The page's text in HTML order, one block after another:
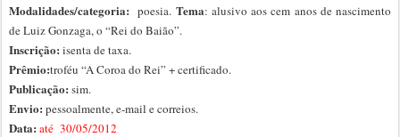
Modalidades/categoria: poesia. Tema: alusivo aos cem anos de nascimento
de Luiz Gonzaga, o “Rei do Baião”.
Inscrição: isenta de taxa.
Prêmio:troféu “A Coroa do Rei” + certificado.
Publicação: sim.
Envio: pessoalmente, e-mail ecorreios.
Data: até 30/05/2012